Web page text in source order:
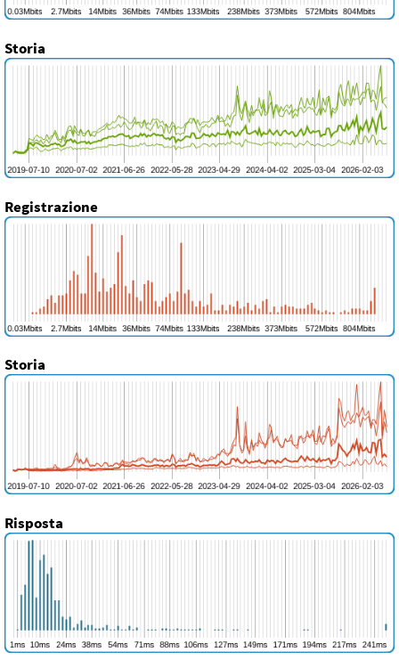
Storia
Registrazione
Storia
Risposta